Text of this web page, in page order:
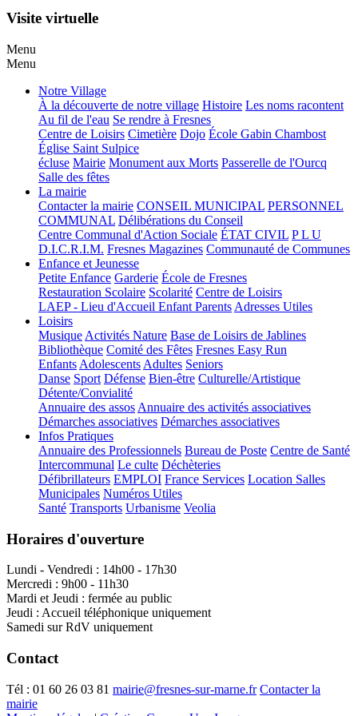
Visite virtuelle
Menu
Menu
Notre Village
À la découverte de notre village Histoire Les noms racontent
Au fil de l'eau Se rendre à Fresnes
Centre de Loisirs Cimetière Dojo École Gabin Chambost
Église Saint Sulpice
écluse Mairie Monument aux Morts Passerelle de l'Ourcq
Salle des fêtes
La mairie
Contacter la mairie CONSEIL MUNICIPAL PERSONNEL
COMMUNAL Délibérations du Conseil
Centre Communal d'Action Sociale ÉTAT CIVIL P L U
D.I.C.R.I.M. Fresnes Magazines Communauté de Communes
Enfance et Jeunesse
Petite Enfance Garderie École de Fresnes
Restauration Scolaire Scolarité Centre de Loisirs
LAEP - Lieu d'Accueil Enfant Parents Adresses Utiles
Loisirs
Musique Activités Nature Base de Loisirs de Jablines
Bibliothèque Comité des Fêtes Fresnes Easy Run
Enfants Adolescents Adultes Seniors
Danse Sport Défense Bien-être Culturelle/Artistique
Détente/Convialité
Annuaire des assos Annuaire des activités associatives
Démarches associatives Démarches associatives
Infos Pratiques
Annuaire des Professionnels Bureau de Poste Centre de Santé
Intercommunal Le culte Déchèteries
Défibrillateurs EMPLOI France Services Location Salles
Municipales Numéros Utiles
Santé Transports Urbanisme Veolia
Horaires d'ouverture
Lundi - Vendredi : 14h00 - 17h30
Mercredi : 9h00 - 11h30
Mardi et Jeudi : fermée au public
Jeudi : Accueil téléphonique uniquement
Samedi sur RdV uniquement
Contact
Tél : 01 60 26 03 81 mairie@fresnes-sur-marne.fr Contacter la
mairie